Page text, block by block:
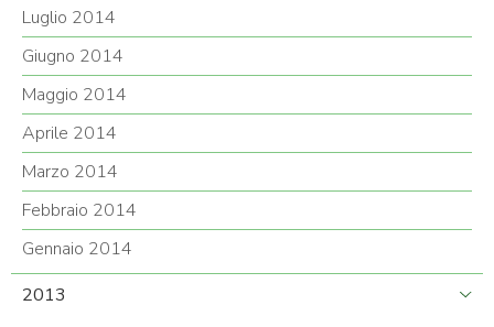
Luglio 2014
Giugno 2014
Maggio 2014
Aprile 2014
Marzo 2014
Febbraio 2014
Gennaio 2014
2013